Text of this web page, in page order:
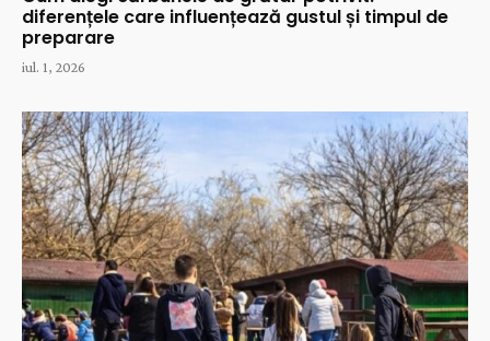
diferențele care influențează gustul și timpul de
preparare
iul. 1, 2026